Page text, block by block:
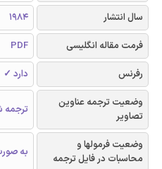
سال انتشار
1984
فرمت مقاله انگلیسی
PDF
رفرنس
دارد ✓
وضعیت ترجمه عناوین
تصاویر
وضعیت فرمولها و
محاسبات در فایل ترجمه
به